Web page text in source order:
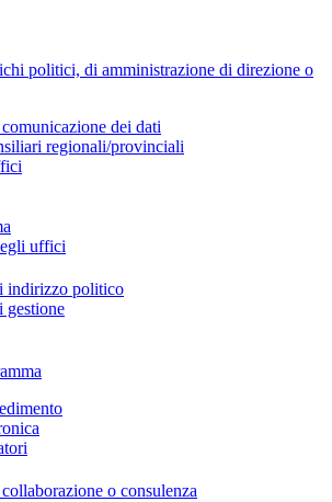
politici, di amministrazione di direzione o
dei dati
regionali/provinciali
uffici
indirizzo politico
gestione
o consulenza